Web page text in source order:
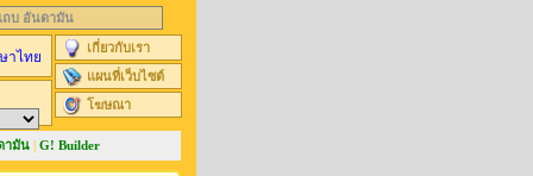
ถบ อันดามัน
าไทย
เกี่ยวกับเรา
แผนที่เว็บไซต์
โฆษณา
ามัน | G! Builder